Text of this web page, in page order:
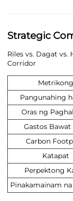
Strategic
Riles vs. Dagat vs.
Corridor
Metrikong
Pangunahing
Oras ng
Gastos
Carbon
Katapat
Perpektong
Pinakamainam